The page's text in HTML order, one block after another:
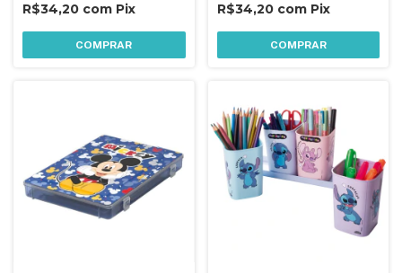
R$34,20 com Pix
COMPRAR
R$34,20 com Pix
COMPRAR